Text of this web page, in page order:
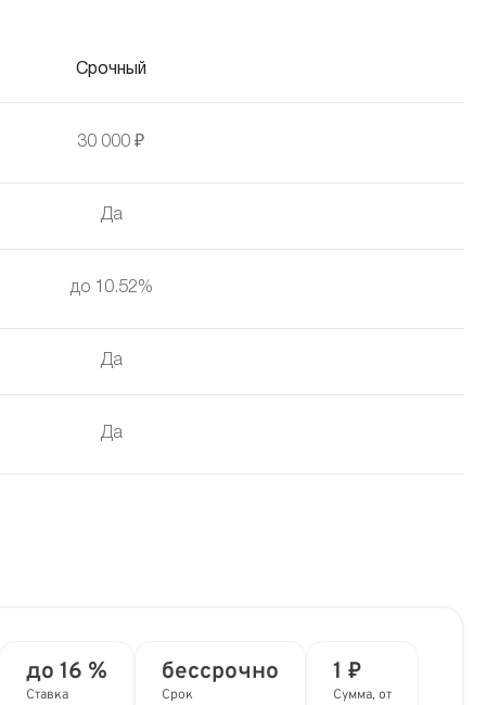
Срочный
30 000 ₽
Да
до 10.52%
Да
Да
до 16 %
Ставка
бессрочно
Срок
1 ₽
Сумма, от